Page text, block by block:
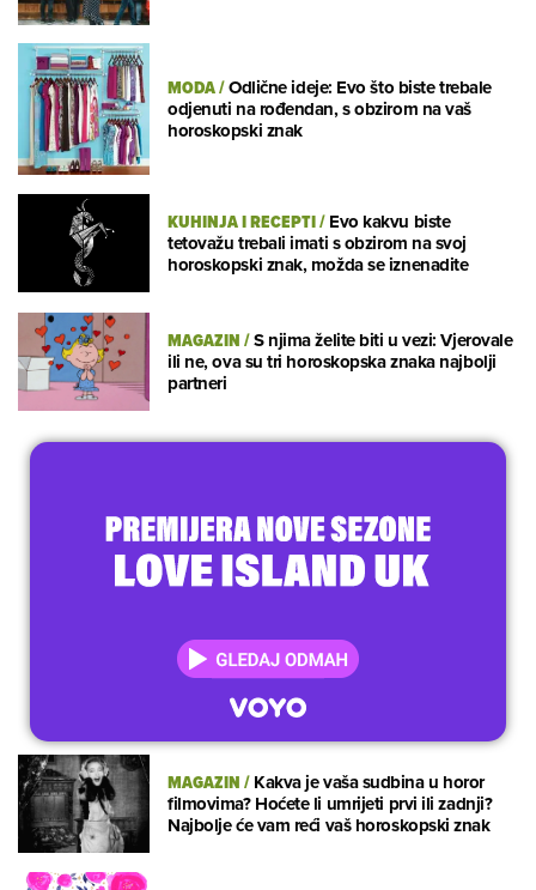
MODA/Odlične ideje: Evo što biste trebale
odjenuti na rođendan, s obzirom na vaš
horoskopski znak
KUHINJA I RECEPTI/Evo kakvu biste
tetovažu trebali imati s obzirom na svoj
horoskopski znak, možda se iznenadite
MAGAZIN/S njima želite biti u vezi: Vjerovale
ili ne, ova su tri horoskopska znaka najbolji
partneri
MAGAZIN/Kakva je vaša sudbina u horor
filmovima? Hoćete li umrijeti prvi ili zadnji?
Najbolje će vam reći vaš horoskopski znak